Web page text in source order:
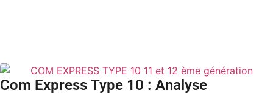
Com Express Type 10 : Analyse